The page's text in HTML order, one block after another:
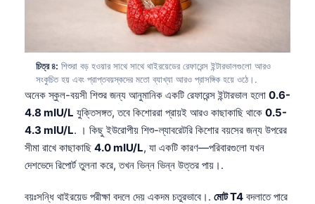
চিত্র ৪: শিশুরা বড় হওয়ার সাথে সাথে থাইরয়েডের রেফারেন্স ইন্টারভালগুলো আরও
সংকুচিত হয় এবং প্রাপ্তবয়স্কদের মতো ব্যাখ্যা আরও প্রাসঙ্গিক হয়ে ওঠে।.
অনেক স্কুল-বয়সী শিশুর জন্য আনুমানিক একটি রেফারেন্স ইন্টারভাল হলো 0.6-
4.8 mIU/L যুক্তিসঙ্গত, তবে কিশোররা প্রায়ই আরও কাছাকাছি থাকে 0.5-
4.3 mIU/L. । কিছু ইউরোপীয় শিশু-ল্যাবরেটরি কিশোর বয়সের জন্য উপরের
সীমা রাখে কাছাকাছি 4.0 mIU/L, যা একটি কারণ—পরিবারগুলো যখন
দেশভেদে রিপোর্ট তুলনা করে, তখন ভিন্ন ভিন্ন উত্তর পায়।.
বয়ঃসন্ধি থাইরয়েড পরীক্ষা বদলে দেয় একদম চতুরভাবে।. মোট T4 বদলাতে পারে